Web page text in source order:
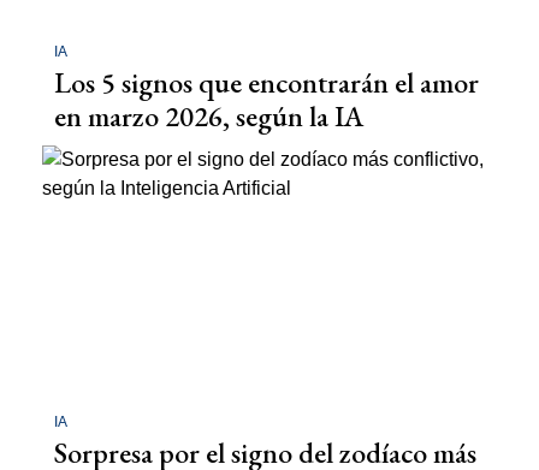
IA
Los 5 signos que encontrarán el amor
en marzo 2026, según la IA
IA
Sorpresa por el signo del zodíaco más